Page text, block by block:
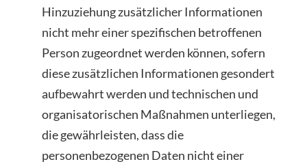
Hinzuziehung zusätzlicher Informationen
nicht mehr einer spezifischen betroffenen
Person zugeordnet werden können, sofern
diese zusätzlichen Informationen gesondert
aufbewahrt werden und technischen und
organisatorischen Maßnahmen unterliegen,
die gewährleisten, dass die
personenbezogenen Daten nicht einer